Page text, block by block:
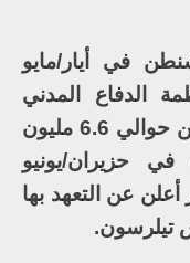
في أيار/مايو
الدفاع المدني
السوري، لتفرج في وقت لاحق عن حوالي 6.6 مليون
حزيران/يونيو
دولار أعلن عن التعهد بها
تيلرسون.